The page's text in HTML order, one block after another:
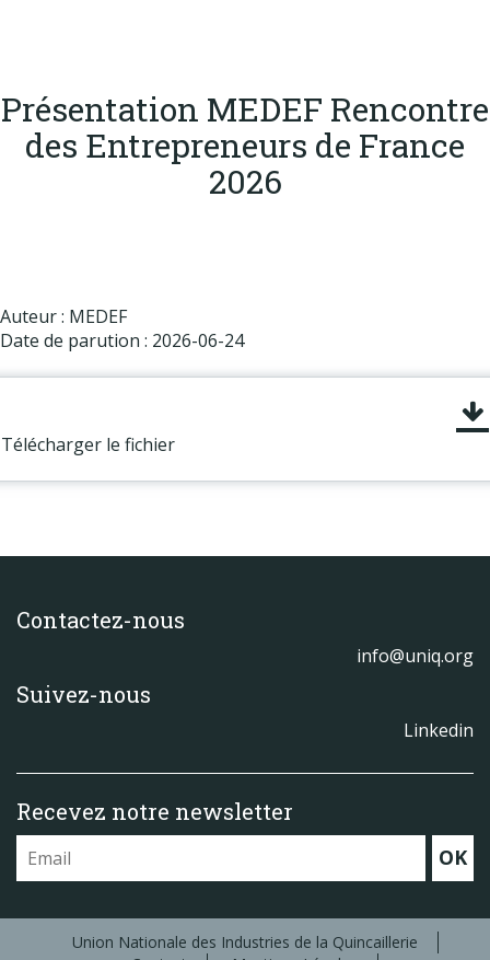
Publications
Actualités
Présentation MEDEF Rencontre
des Entrepreneurs de France
2026
Auteur : MEDEF
Date de parution : 2026-06-24
Télécharger le fichier
Contactez-nous
info@uniq.org
Suivez-nous
Linkedin
Recevez notre newsletter
OK
Union Nationale des Industries de la Quincaillerie